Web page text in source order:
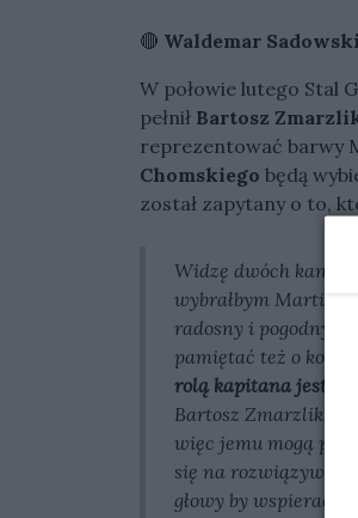
🔴 Waldemar
W połowie lutego Stal
pełnił Bartosz
reprezentować barwy
Chomskiego będą
został zapytany o to,
Widzę dwóch
wybrałbym Martina
radosny i pogodny.
pamiętać też o
rolą kapitana jest
Bartosz Zmarzlik.
więc jemu mogą
się na
głowy by wspierać